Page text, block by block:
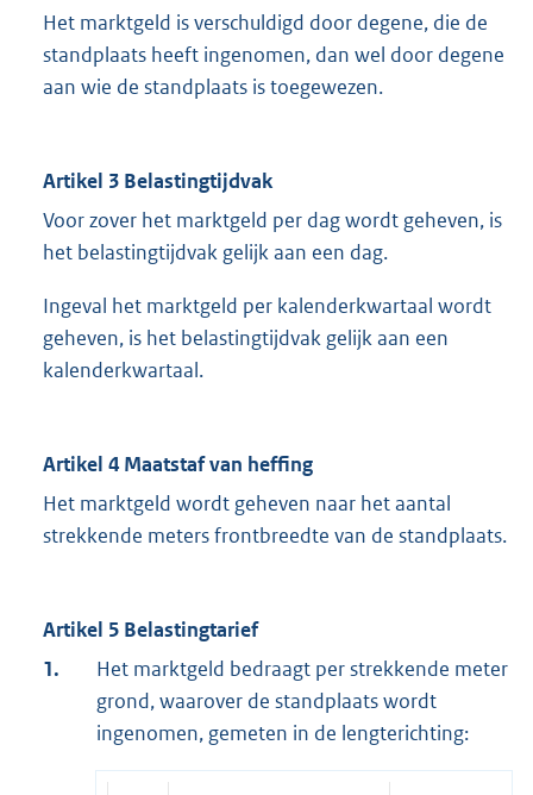
Het marktgeld is verschuldigd door degene, die de
standplaats heeft ingenomen, dan wel door degene
aan wie de standplaats is toegewezen.
Artikel 3 Belastingtijdvak
Voor zover het marktgeld per dag wordt geheven, is
het belastingtijdvak gelijk aan een dag.
Ingeval het marktgeld per kalenderkwartaal wordt
geheven, is het belastingtijdvak gelijk aan een
kalenderkwartaal.
Artikel 4 Maatstaf van heffing
Het marktgeld wordt geheven naar het aantal
strekkende meters frontbreedte van de standplaats.
Artikel 5 Belastingtarief
1.
Het marktgeld bedraagt per strekkende meter
grond, waarover de standplaats wordt
ingenomen, gemeten in de lengterichting: